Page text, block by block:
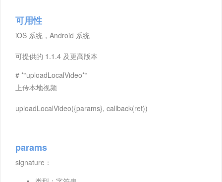
可用性
iOS 系统，Android 系统
可提供的 1.1.4 及更高版本
# **uploadLocalVideo**
上传本地视频
uploadLocalVideo({params}, callback(ret))
params
signature：